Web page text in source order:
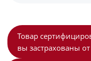
Товар
вы застрахованы